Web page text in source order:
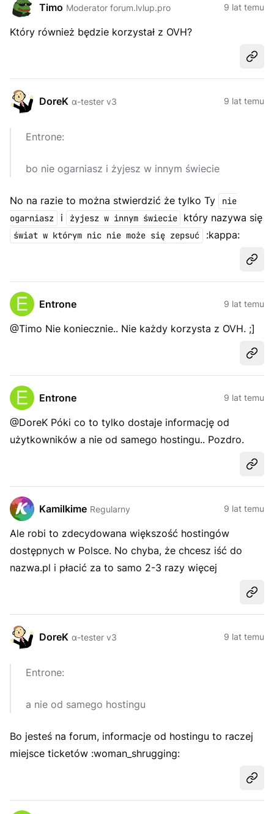
Timo Moderator forum.lvlup.pro 9 lat temu
Który również będzie korzystał z OVH?
DoreK α-tester v3 9 lat temu
Entrone:
bo nie ogarniasz i żyjesz w innym świecie
No na razie to można stwierdzić że tylko Ty
nie
ogarniasz
i żyjesz w innym świecie który nazywa się
świat w którym nic nie może się zepsuć :kappa:
Entrone 9 lat temu
@Timo Nie koniecznie.. Nie każdy korzysta z OVH. ;]
Entrone 9 lat temu
@DoreK Póki co to tylko dostaje informację od
użytkowników a nie od samego hostingu.. Pozdro.
Kamilkime Regularny 9 lat temu
Ale robi to zdecydowana większość hostingów
dostępnych w Polsce. No chyba, że chcesz iść do
nazwa.pl i płacić za to samo 2-3 razy więcej
DoreK α-tester v3 9 lat temu
Entrone:
a nie od samego hostingu
Bo jesteś na forum, informacje od hostingu to raczej
miejsce ticketów :woman_shrugging: